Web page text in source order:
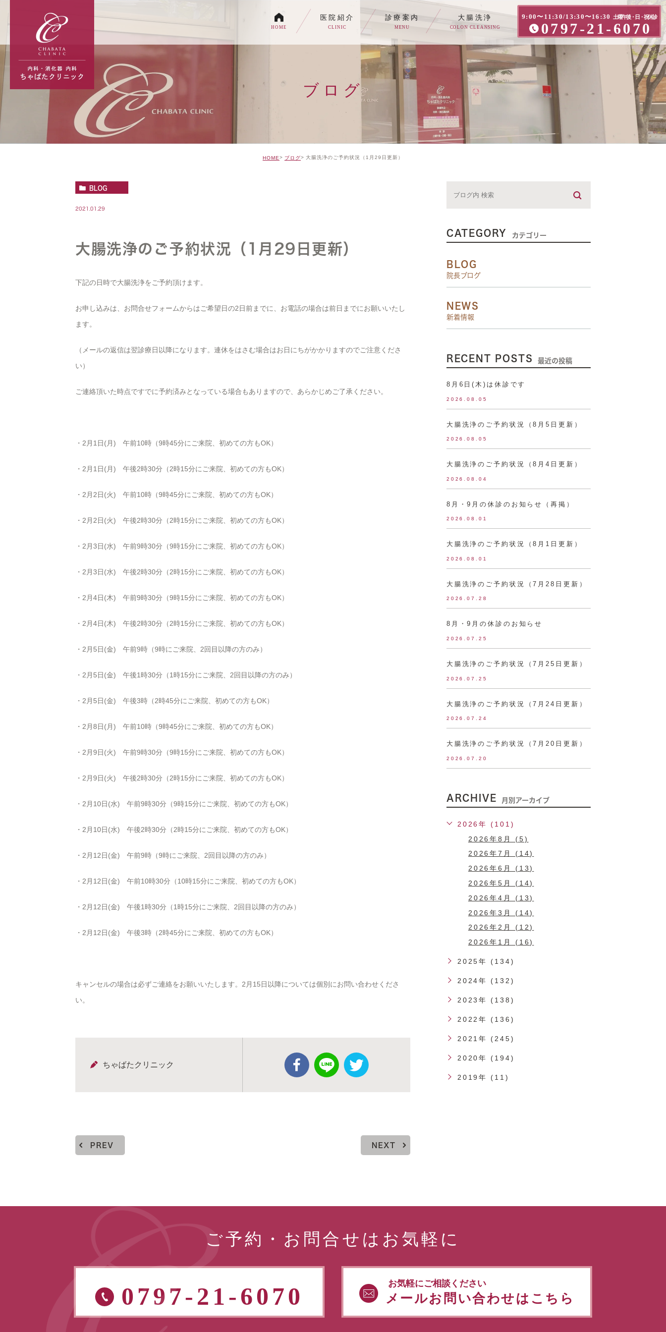
9:00〜11:30/13:30〜16:30 土曜午後・日・祝休診
0797-21-6070
HOME
医院紹介
CLINIC
診療案内
MENU
各種内視鏡検査について
生活習慣病
消化器内科・内科
トイレの症状でお悩みの方へ
大腸洗浄
COLON CLEANSING
ブログ
HOME ブログ 大腸洗浄のご予約状況（1月29日更新）
BLOG
2021.01.29
大腸洗浄のご予約状況（1月29日更新）
下記の日時で大腸洗浄をご予約頂けます。
お申し込みは、お問合せフォームからはご希望日の2日前までに、お電話の場合は前日までにお願いいたし
ます。
（メールの返信は翌診療日以降になります。連休をはさむ場合はお日にちがかかりますのでご注意くださ
い）
ご連絡頂いた時点ですでに予約済みとなっている場合もありますので、あらかじめご了承ください。
・2月1日(月) 午前10時（9時45分にご来院、初めての方もOK）
・2月1日(月) 午後2時30分（2時15分にご来院、初めての方もOK）
・2月2日(火) 午前10時（9時45分にご来院、初めての方もOK）
・2月2日(火) 午後2時30分（2時15分にご来院、初めての方もOK）
・2月3日(水) 午前9時30分（9時15分にご来院、初めての方もOK）
・2月3日(水) 午後2時30分（2時15分にご来院、初めての方もOK）
・2月4日(木) 午前9時30分（9時15分にご来院、初めての方もOK）
・2月4日(木) 午後2時30分（2時15分にご来院、初めての方もOK）
・2月5日(金) 午前9時（9時にご来院、2回目以降の方のみ）
・2月5日(金) 午後1時30分（1時15分にご来院、2回目以降の方のみ）
・2月5日(金) 午後3時（2時45分にご来院、初めての方もOK）
・2月8日(月) 午前10時（9時45分にご来院、初めての方もOK）
・2月9日(火) 午前9時30分（9時15分にご来院、初めての方もOK）
・2月9日(火) 午後2時30分（2時15分にご来院、初めての方もOK）
・2月10日(水) 午前9時30分（9時15分にご来院、初めての方もOK）
・2月10日(水) 午後2時30分（2時15分にご来院、初めての方もOK）
・2月12日(金) 午前9時（9時にご来院、2回目以降の方のみ）
・2月12日(金) 午前10時30分（10時15分にご来院、初めての方もOK）
・2月12日(金) 午後1時30分（1時15分にご来院、2回目以降の方のみ）
・2月12日(金) 午後3時（2時45分にご来院、初めての方もOK）
キャンセルの場合は必ずご連絡をお願いいたします。2月15日以降については個別にお問い合わせくださ
い。
ちゃばたクリニック
PREV NEXT
CATEGORY カテゴリー
BLOG
院長ブログ
NEWS
新着情報
RECENT POSTS 最近の投稿
8月6日(木)は休診です
2026.08.05
大腸洗浄のご予約状況（8月5日更新）
2026.08.05
大腸洗浄のご予約状況（8月4日更新）
2026.08.04
8月・9月の休診のお知らせ（再掲）
2026.08.01
大腸洗浄のご予約状況（8月1日更新）
2026.08.01
大腸洗浄のご予約状況（7月28日更新）
2026.07.28
8月・9月の休診のお知らせ
2026.07.25
大腸洗浄のご予約状況（7月25日更新）
2026.07.25
大腸洗浄のご予約状況（7月24日更新）
2026.07.24
大腸洗浄のご予約状況（7月20日更新）
2026.07.20
ARCHIVE 月別アーカイブ
2026年 (101)
2026年8月 (5)
2026年7月 (14)
2026年6月 (13)
2026年5月 (14)
2026年4月 (13)
2026年3月 (14)
2026年2月 (12)
2026年1月 (16)
2025年 (134)
2024年 (132)
2023年 (138)
2022年 (136)
2021年 (245)
2020年 (194)
2019年 (11)
ご予約・お問合せはお気軽に
0797-21-6070 お気軽にご相談ください
メールお問い合わせはこちら